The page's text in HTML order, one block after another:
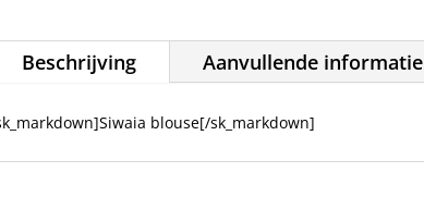
Beschrijving Aanvullende informatie
blouse[/sk_markdown]